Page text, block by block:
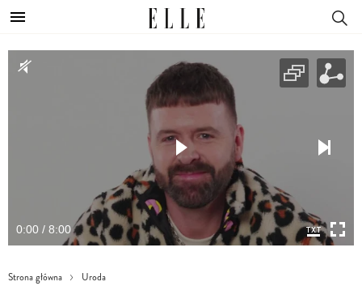
0:00 / 8:00
Strona główna Uroda